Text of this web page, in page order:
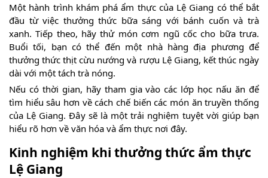
Một hành trình khám phá ẩm thực của Lệ Giang có thể bắt
đầu từ việc thưởng thức bữa sáng với bánh cuốn và trà
xanh. Tiếp theo, hãy thử món cơm ngũ cốc cho bữa trưa.
Buổi tối, bạn có thể đến một nhà hàng địa phương để
thưởng thức thịt cừu nướng và rượu Lệ Giang, kết thúc ngày
dài với một tách trà nóng.
Nếu có thời gian, hãy tham gia vào các lớp học nấu ăn để
tìm hiểu sâu hơn về cách chế biến các món ăn truyền thống
của Lệ Giang. Đây sẽ là một trải nghiệm tuyệt vời giúp bạn
hiểu rõ hơn về văn hóa và ẩm thực nơi đây.
Kinh nghiệm khi thưởng thức ẩm thực
Lệ Giang